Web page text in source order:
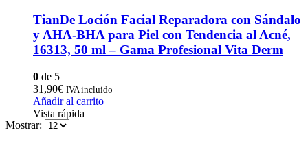
TianDe Loción Facial Reparadora con Sándalo
y AHA-BHA para Piel con Tendencia al Acné,
16313, 50 ml – Gama Profesional Vita Derm
0 de 5
31,90€ IVA incluido
Añadir al carrito
Vista rápida
Mostrar: